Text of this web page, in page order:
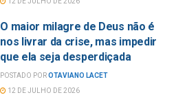
O maior milagre de Deus não é
nos livrar da crise, mas impedir
que ela seja desperdiçada
POSTADO POROTAVIANO LACET
12 DE JULHO DE 2026